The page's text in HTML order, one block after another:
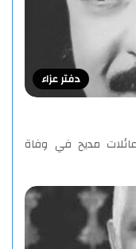
دفتر عزاء
مديح في وفاة